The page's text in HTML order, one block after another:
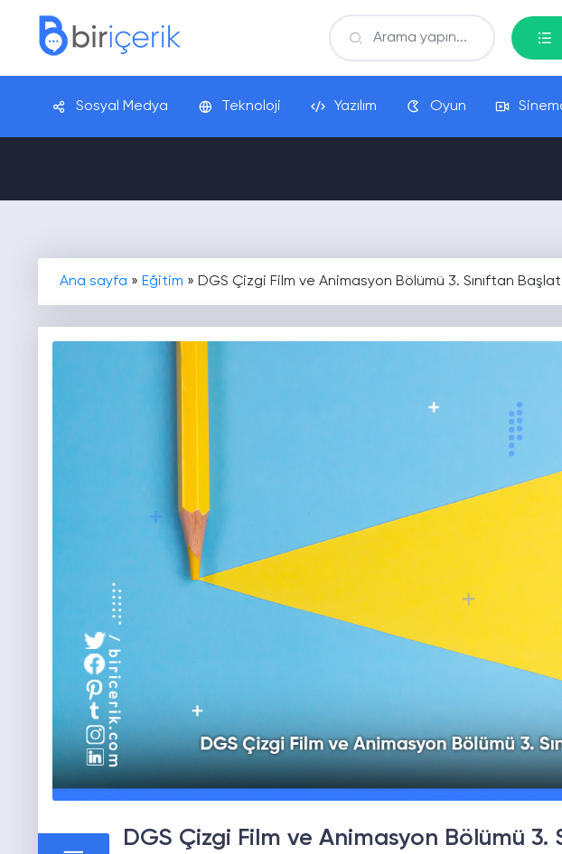
Sosyal Medya Teknoloji Yazılım Oyun
Ana sayfa » Eğitim » DGS Çizgi Film ve Animasyon Bölümü 3. Sınıftan
DGS Çizgi Film ve Animasyon Bölümü 3.